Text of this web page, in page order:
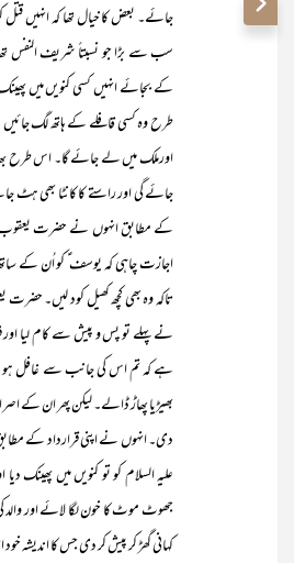
جائے۔ بعض کا خیال تھا کہ انہیں قتل
سب سے بڑا جو نسبتاً شریف النفس
کے بجائے انہیں کسی کنویں میں
طرح وہ کسی قافلے کے ہاتھ لگ
اورملک میں لے جائے گا۔ اس طرح
جائے گی اور راستے کا کانٹا بھی ہٹ
کے مطابق انہوں نے حضرت یعقوب
اجازت چاہی کہ یوسف ؑ کو اُن کے ساتھ
تاکہ وہ بھی کچھ کھیل کود لیں۔ حضرت
نے پہلے تو پس و پیش سے کام لیا اور
ہے کہ تم اس کی جانب سے غافل ہو
بھیڑیا پھاڑ ڈالے۔ لیکن پھر ان کے
دی۔ انہوں نے اپنی قرارداد کے
علیہ السلام کو تو کنویں میں پھینک
جھوٹ موٹ کا خون لگا لائے اور
کہانی گھڑ کر پیش کر دی جس کا اندیشہ